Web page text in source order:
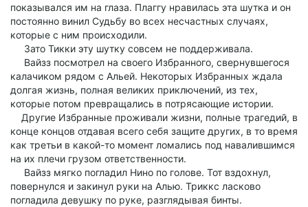
показывался им на глаза. Плаггу нравилась эта шутка и он
постоянно винил Судьбу во всех несчастных случаях,
которые с ним происходили.
Зато Тикки эту шутку совсем не поддерживала.
Вайзз посмотрел на своего Избранного, свернувшегося
калачиком рядом с Альей. Некоторых Избранных ждала
долгая жизнь, полная великих приключений, из тех,
которые потом превращались в потрясающие истории.
Другие Избранные проживали жизни, полные трагедий, в
конце концов отдавая всего себя защите других, в то время
как третьи в какой-то момент ломались под навалившимся
на их плечи грузом ответственности.
Вайзз мягко погладил Нино по голове. Тот вздохнул,
повернулся и закинул руки на Алью. Триккс ласково
погладила девушку по руке, разглядывая бинты.